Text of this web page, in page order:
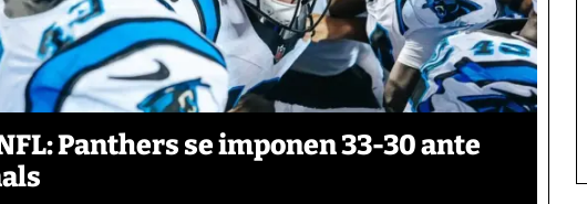
Panthers se imponen 33-30 ante